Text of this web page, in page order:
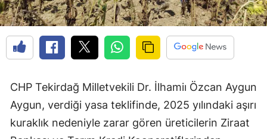
CHP Tekirdağ Milletvekili Dr. İlhamiı Özcan Aygun
Aygun, verdiği yasa teklifinde, 2025 yılındaki aşırı
kuraklık nedeniyle zarar gören üreticilerin Ziraat